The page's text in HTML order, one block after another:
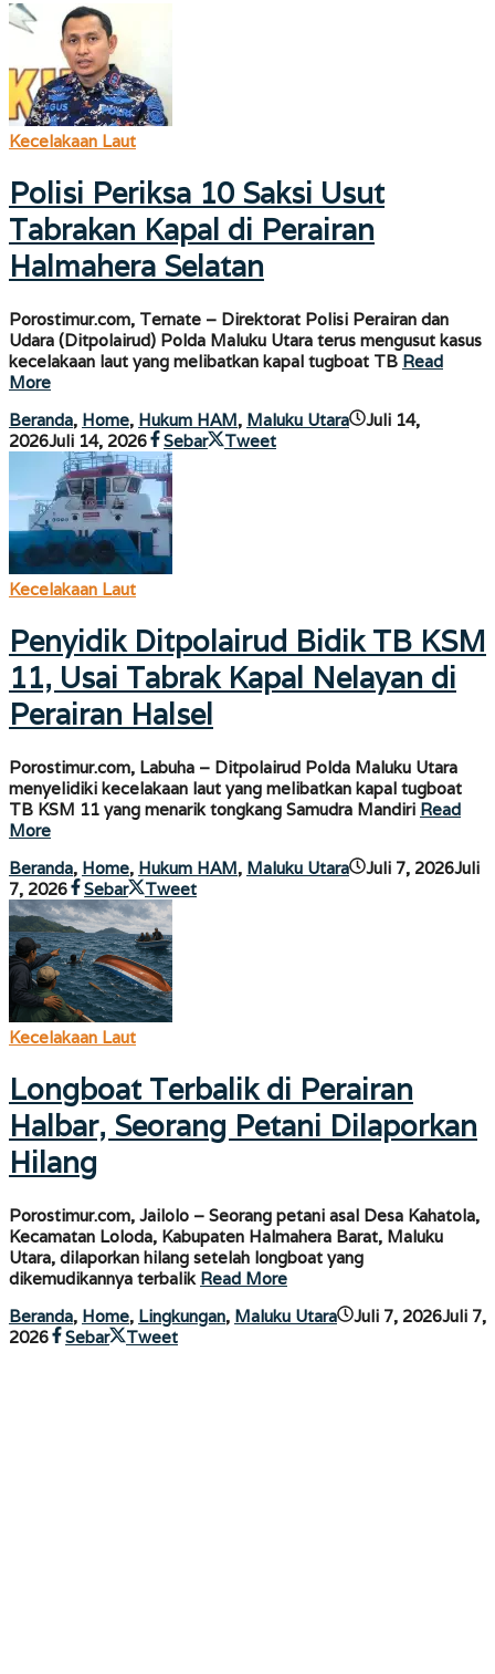
Kecelakaan Laut
Polisi Periksa 10 Saksi Usut
Tabrakan Kapal di Perairan
Halmahera Selatan
Porostimur.com, Ternate – Direktorat Polisi Perairan dan
Udara (Ditpolairud) Polda Maluku Utara terus mengusut kasus
kecelakaan laut yang melibatkan kapal tugboat TB Read
More
Beranda, Home, Hukum HAM, Maluku Utara
Juli 14,
2026Juli 14, 2026oleh
porostimur.com
Sebar Tweet
Kecelakaan Laut
Penyidik Ditpolairud Bidik TB KSM
11, Usai Tabrak Kapal Nelayan di
Perairan Halsel
Porostimur.com, Labuha – Ditpolairud Polda Maluku Utara
menyelidiki kecelakaan laut yang melibatkan kapal tugboat
TB KSM 11 yang menarik tongkang Samudra Mandiri Read
More
Beranda, Home, Hukum HAM, Maluku Utara Juli 7, 2026Juli
7, 2026oleh
porostimur.com
Sebar Tweet
Kecelakaan Laut
Longboat Terbalik di Perairan
Halbar, Seorang Petani Dilaporkan
Hilang
Porostimur.com, Jailolo – Seorang petani asal Desa Kahatola,
Kecamatan Loloda, Kabupaten Halmahera Barat, Maluku
Utara, dilaporkan hilang setelah longboat yang
dikemudikannya terbalik Read More
Beranda, Home, Lingkungan, Maluku Utara Juli 7, 2026Juli 7,
2026olehSebar Tweet